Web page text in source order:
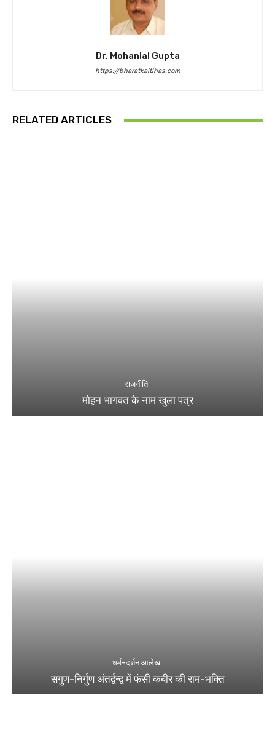
Dr. Mohanlal Gupta
https://bharatkaitihas.com
RELATED ARTICLES
राजनीति
मोहन भागवत के नाम खुला पत्र
धर्म-दर्शन आलेख
सगुण-निर्गुण अंतर्द्वन्द्व में फंसी कबीर की राम-भक्ति